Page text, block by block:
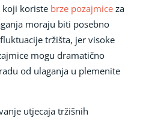
koriste brze pozajmiceza
moraju biti posebno
tržišta, jer visoke
mogu dramatično
od ulaganja u plemenite
utjecaja tržišnih